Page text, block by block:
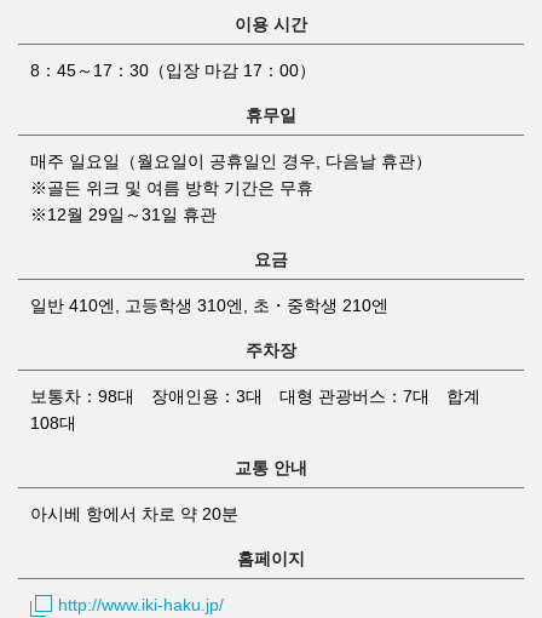
이용 시간
8：45～17：30（입장 마감 17：00）
휴무일
매주 일요일（월요일이 공휴일인 경우, 다음날 휴관）
※골든 위크 및 여름 방학 기간은 무휴
※12월 29일～31일 휴관
요금
일반 410엔, 고등학생 310엔, 초・중학생 210엔
주차장
보통차：98대 장애인용：3대 대형 관광버스：7대 합계
108대
교통 안내
아시베 항에서 차로 약 20분
홈페이지
http://www.iki-haku.jp/